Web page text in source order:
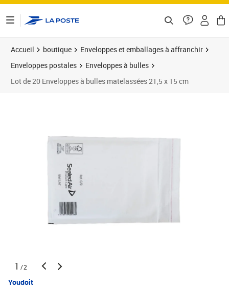
Accueil boutique
Enveloppes et emballages à affranchir
Enveloppes postales
Enveloppes à bulles
Lot de 20 Enveloppes à bulles matelassées 21,5 x 15 cm
1 /2
Youdoit